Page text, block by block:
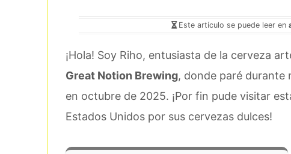
Este artículo se puede leer en
¡Hola! Soy Riho, entusiasta de la cerveza
Great Notion Brewing, donde paré durante
en octubre de 2025. ¡Por fin pude visitar
Estados Unidos por sus cervezas dulces!